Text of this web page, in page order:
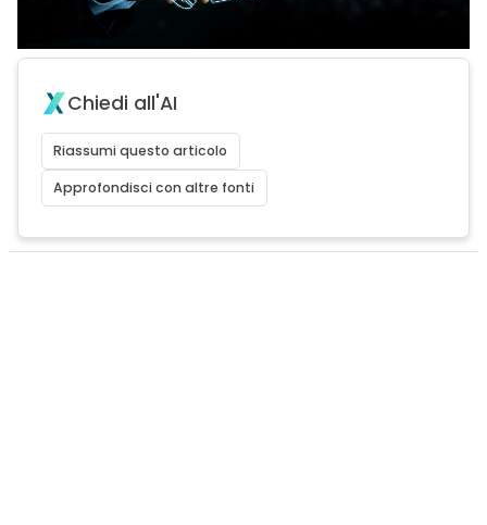
Chiedi all'AI
Riassumi questo articolo
Approfondisci con altre fonti